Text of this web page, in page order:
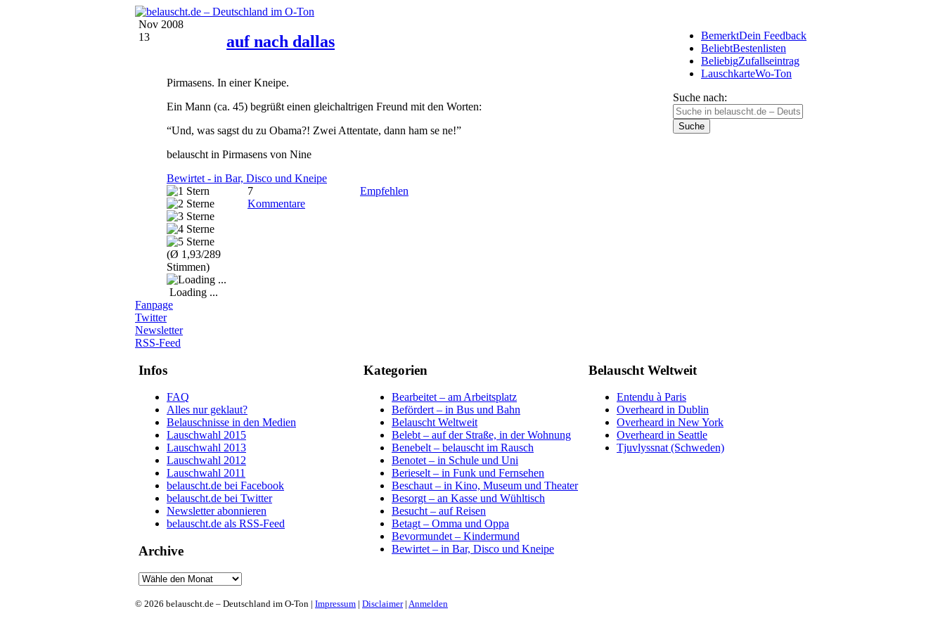
auf nach dallas
Nov 2008
13
Pirmasens. In einer Kneipe.
Ein Mann (ca. 45) begrüßt einen gleichaltrigen Freund mit den Worten:
“Und, was sagst du zu Obama?! Zwei Attentate, dann ham se ne!”
belauscht in Pirmasens von Nine
Bewirtet - in Bar, Disco und Kneipe
(Ø 1,93/289
Stimmen)
Loading ...
7
Kommentare
Empfehlen
BemerktDein Feedback
BeliebtBestenlisten
BeliebigZufallseintrag
LauschkarteWo-Ton
Suche nach:
Fanpage
Twitter
Newsletter
RSS-Feed
Infos
FAQ
Alles nur geklaut?
Belauschnisse in den Medien
Lauschwahl 2015
Lauschwahl 2013
Lauschwahl 2012
Lauschwahl 2011
belauscht.de bei Facebook
belauscht.de bei Twitter
Newsletter abonnieren
belauscht.de als RSS-Feed
Archive
Kategorien
Bearbeitet – am Arbeitsplatz
Befördert – in Bus und Bahn
Belauscht Weltweit
Belebt – auf der Straße, in der Wohnung
Benebelt – belauscht im Rausch
Benotet – in Schule und Uni
Berieselt – in Funk und Fernsehen
Beschaut – in Kino, Museum und Theater
Besorgt – an Kasse und Wühltisch
Besucht – auf Reisen
Betagt – Omma und Oppa
Bevormundet – Kindermund
Bewirtet – in Bar, Disco und Kneipe
Belauscht Weltweit
Entendu à Paris
Overheard in Dublin
Overheard in New York
Overheard in Seattle
Tjuvlyssnat (Schweden)
© 2026 belauscht.de – Deutschland im O-Ton | Impressum | Disclaimer| Anmelden